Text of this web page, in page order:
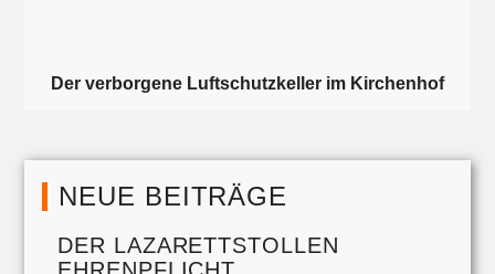
Der verborgene Luftschutzkeller im Kirchenhof
NEUE BEITRÄGE
DER LAZARETTSTOLLEN